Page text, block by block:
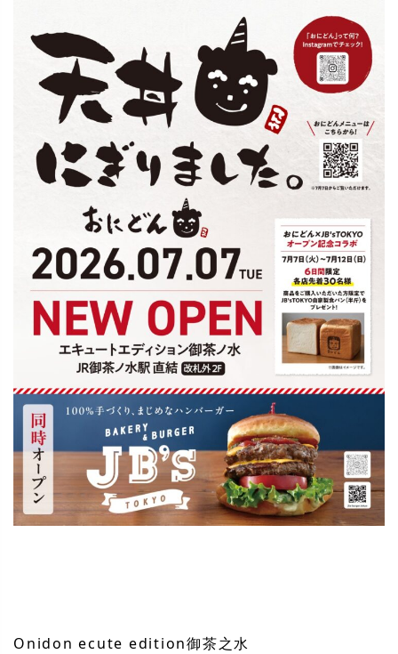
Onidon ecute edition御茶之水